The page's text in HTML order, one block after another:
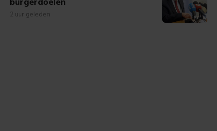
2 uur geleden